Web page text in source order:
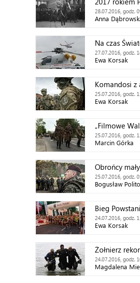
28.07.2016, godz.
Anna
Na czas
27.07.2016, godz.
Ewa Korsak
Komandosi z
25.07.2016, godz.
Ewa Korsak
„Filmowe
25.07.2016, godz.
Marcin Górka
Obrońcy
25.07.2016, godz.
Bogusław
Bieg
24.07.2016, godz.
Ewa Korsak
Żołnierz
24.07.2016, godz.
Magdalena